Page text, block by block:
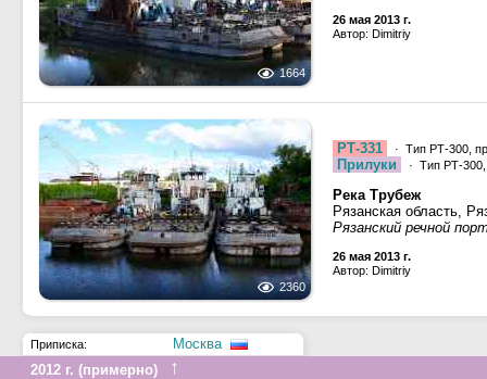
1664
26 мая 2013 г.
Автор: Dimitriy
2360
РТ-331 · Тип РТ-300,
Прилуки · Тип РТ-
Река Трубеж
Рязанская область,
Рязанский речной
26 мая 2013 г.
Автор: Dimitriy
Приписка:
Москва
2012 г. (примерно)
↑